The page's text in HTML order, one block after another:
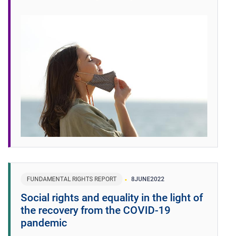
FUNDAMENTAL RIGHTS REPORT 8JUNE2022
Social rights and equality in the light of
the recovery from the COVID-19
pandemic